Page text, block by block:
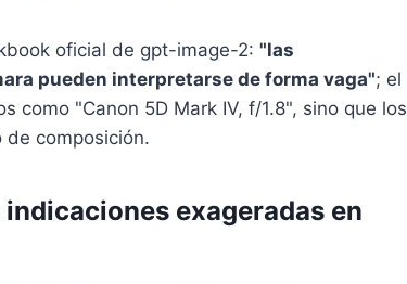
oficial de gpt-image-2: "las
pueden interpretarse de forma vaga"; el
como "Canon 5D Mark IV, f/1.8", sino que los
composición.
exageradas en